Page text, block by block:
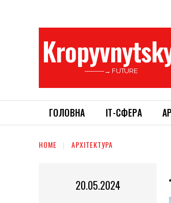
———→ FUTURE
ГОЛОВНА ІТ-СФЕРА
HOME АРХІТЕКТУРА
20.05.2024